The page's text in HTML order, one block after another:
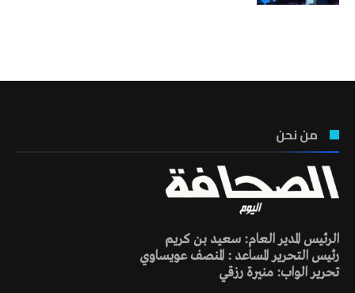
من نحن
الرئيس المدير العام: سعيد بن كريم
رئيس التحرير المساعد : المنصف عويساوي
تحرير الواب: منيرة رزقي